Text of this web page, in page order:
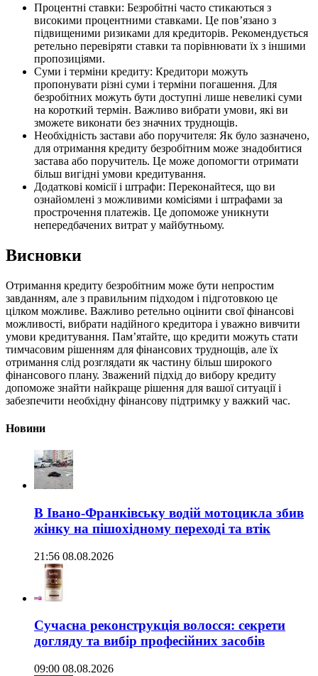
Процентні ставки: Безробітні часто стикаються з
високими процентними ставками. Це пов’язано з
підвищеними ризиками для кредиторів. Рекомендується
ретельно перевіряти ставки та порівнювати їх з іншими
пропозиціями.
Суми і терміни кредиту: Кредитори можуть
пропонувати різні суми і терміни погашення. Для
безробітних можуть бути доступні лише невеликі суми
на короткий термін. Важливо вибрати умови, які ви
зможете виконати без значних труднощів.
Необхідність застави або поручителя: Як було зазначено,
для отримання кредиту безробітним може знадобитися
застава або поручитель. Це може допомогти отримати
більш вигідні умови кредитування.
Додаткові комісії і штрафи: Переконайтеся, що ви
ознайомлені з можливими комісіями і штрафами за
прострочення платежів. Це допоможе уникнути
непередбачених витрат у майбутньому.
Висновки
Отримання кредиту безробітним може бути непростим
завданням, але з правильним підходом і підготовкою це
цілком можливе. Важливо ретельно оцінити свої фінансові
можливості, вибрати надійного кредитора і уважно вивчити
умови кредитування. Пам’ятайте, що кредити можуть стати
тимчасовим рішенням для фінансових труднощів, але їх
отримання слід розглядати як частину більш широкого
фінансового плану. Зважений підхід до вибору кредиту
допоможе знайти найкраще рішення для вашої ситуації і
забезпечити необхідну фінансову підтримку у важкий час.
Новини
В Івано-Франківську водій мотоцикла збив
жінку на пішохідному переході та втік
21:56 08.08.2026
Сучасна реконструкція волосся: секрети
догляду та вибір професійних засобів
09:00 08.08.2026